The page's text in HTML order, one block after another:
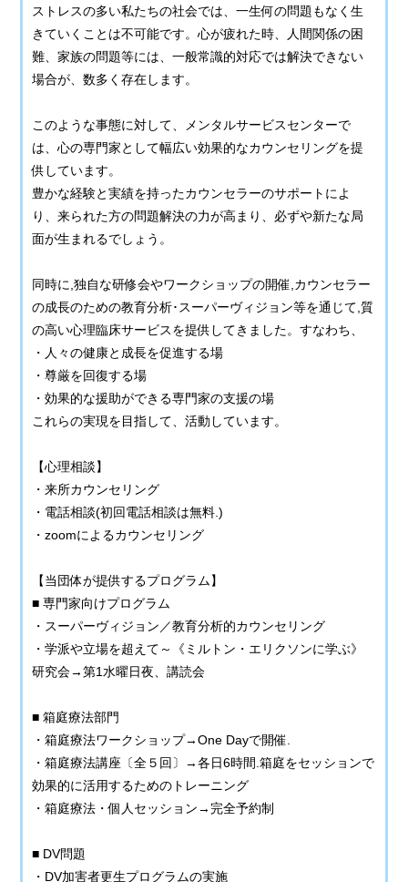
ストレスの多い私たちの社会では、一生何の問題もなく生
きていくことは不可能です。心が疲れた時、人間関係の困
難、家族の問題等には、一般常識的対応では解決できない
場合が、数多く存在します。
このような事態に対して、メンタルサービスセンターで
は、心の専門家として幅広い効果的なカウンセリングを提
供しています。
豊かな経験と実績を持ったカウンセラーのサポートによ
り、来られた方の問題解決の力が高まり、必ずや新たな局
面が生まれるでしょう。
同時に,独自な研修会やワークショップの開催,カウンセラー
の成長のための教育分析･スーパーヴィジョン等を通じて,質
の高い心理臨床サービスを提供してきました。すなわち、
・人々の健康と成長を促進する場
・尊厳を回復する場
・効果的な援助ができる専門家の支援の場
これらの実現を目指して、活動しています。
【心理相談】
・来所カウンセリング
・電話相談(初回電話相談は無料.)
・zoomによるカウンセリング
【当団体が提供するプログラム】
■ 専門家向けプログラム
・スーパーヴィジョン／教育分析的カウンセリング
・学派や立場を超えて～《ミルトン・エリクソンに学ぶ》
研究会→第1水曜日夜、講読会
■ 箱庭療法部門
・箱庭療法ワークショップ→One Dayで開催.
・箱庭療法講座〔全５回〕→各日6時間.箱庭をセッションで
効果的に活用するためのトレーニング
・箱庭療法・個人セッション→完全予約制
■ DV問題
・DV加害者更生プログラムの実施